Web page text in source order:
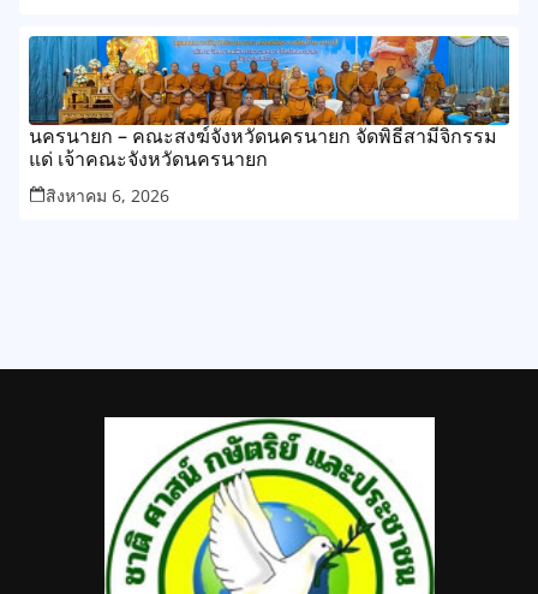
นครนายก – คณะสงฆ์จังหวัดนครนายก จัดพิธีสามีจิกรรม
แด่ เจ้าคณะจังหวัดนครนายก
สิงหาคม 6, 2026